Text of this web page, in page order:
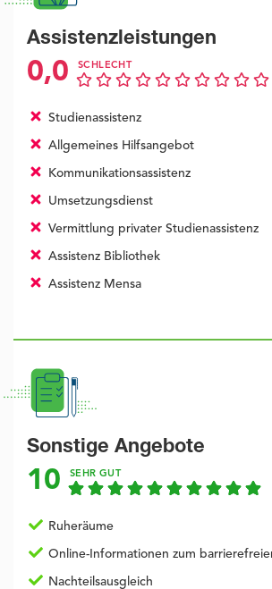
Assistenzleistungen
0,0 SCHLECHT
Studienassistenz
Allgemeines Hilfsangebot
Kommunikationsassistenz
Umsetzungsdienst
Vermittlung privater Studienassistenz
Assistenz Bibliothek
Assistenz Mensa
Sonstige Angebote
10 SEHR GUT
Ruheräume
Online-Informationen zum
Nachteilsausgleich